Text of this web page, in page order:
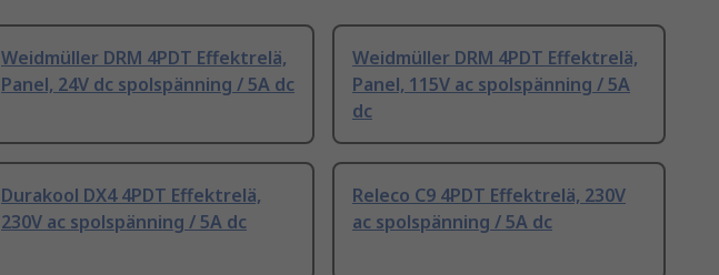
Weidmüller DRM 4PDT Effektrelä,
Panel, 24V dc spolspänning / 5A dc
Weidmüller DRM 4PDT Effektrelä,
Panel, 115V ac spolspänning / 5A
dc
Durakool DX4 4PDT Effektrelä,
230V ac spolspänning / 5A dc
Releco C9 4PDT Effektrelä, 230V
ac spolspänning / 5A dc